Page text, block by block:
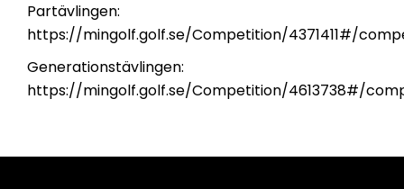
Partävlingen:
https://mingolf.golf.se/Competition/4371411#/
Generationstävlingen:
https://mingolf.golf.se/Competition/4613738#/